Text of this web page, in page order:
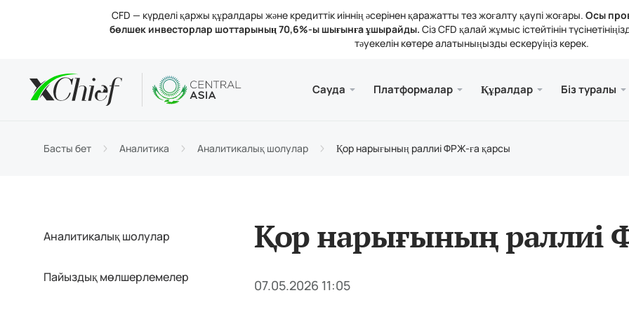
CFD — күрделі қаржы құралдары және кредиттік иіннің әсерінен қаражатты тез жоғалту қаупі жоғары. Осы
бөлшек инвесторлар шоттарының 70,6%-ы шығынға ұшырайды. Сіз CFD қалай жұмыс істейтінін
тәуекелін көтере алатыныңызды ескеруіңіз керек.
Сауда
Сауда құралдары
Платформалар
Үстелдік және веб.
MetaTrader 5 Веб-терминалы
Құралдар
Аналитика
Пайыздық мөлшерлемелер
Біз туралы
Компания туралы
Компания жаңалықтары
Басты бет Аналитика Аналитикалық шолулар Қор нарығының раллиі ФРЖ-ға қарсы
Аналитикалық шолулар
Пайыздық мөлшерлемелер
Қор нарығының раллиі
07.05.2026 11:05